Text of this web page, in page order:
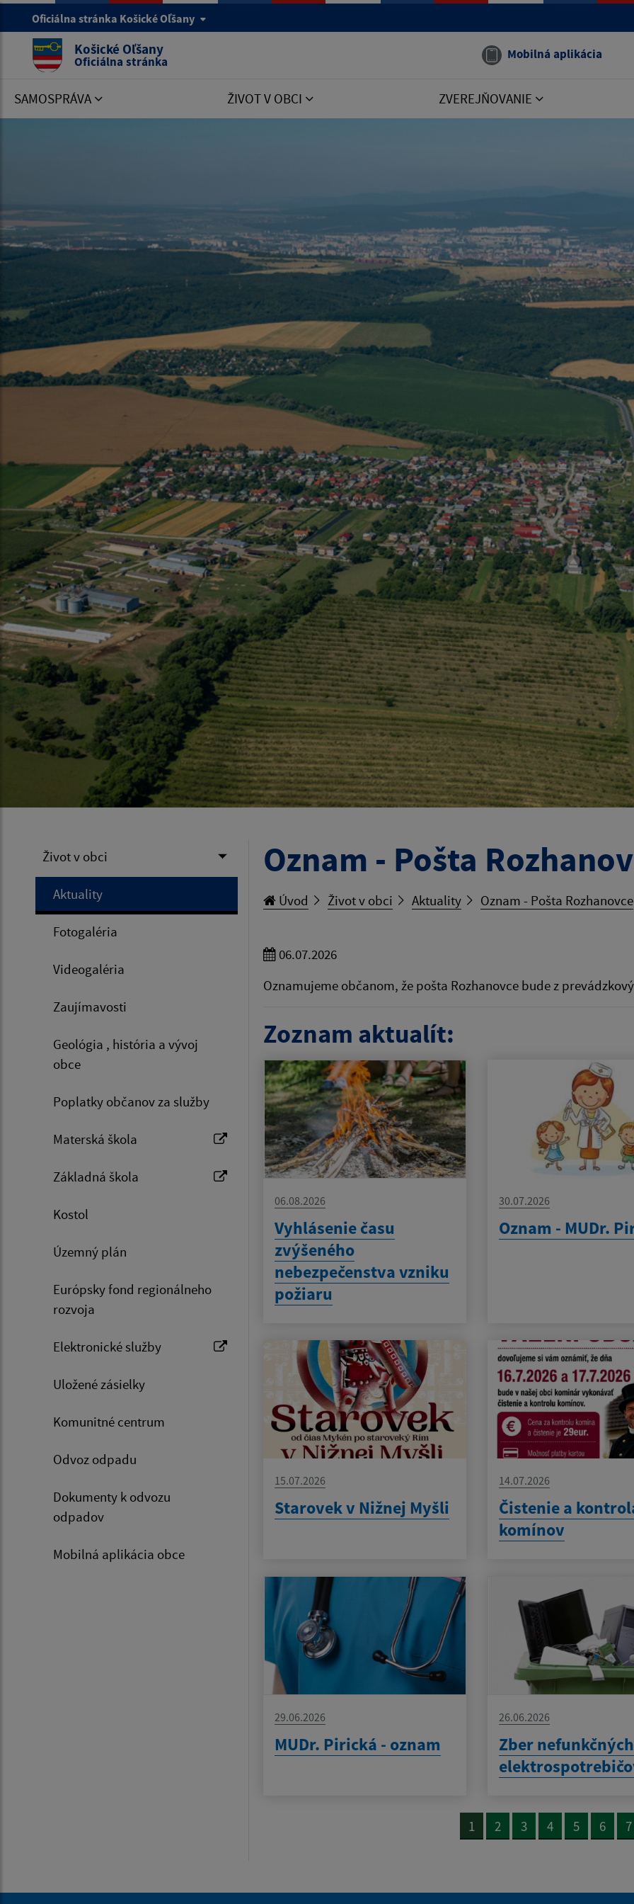
Oficiálna stránka Košické Oľšany
Košické Oľšany
Oficiálna stránka Mobilná aplikácia
SAMOSPRÁVA ŽIVOT V OBCI ZVEREJŇOVANIE
Život v obci
Aktuality
Fotogaléria
Videogaléria
Zaujímavosti
Geológia , história a vývoj
obce
Poplatky občanov za služby
Materská škola
Základná škola
Kostol
Územný plán
Európsky fond regionálneho
rozvoja
Elektronické služby
Uložené zásielky
Komunitné centrum
Odvoz odpadu
Dokumenty k odvozu
odpadov
Mobilná aplikácia obce
Oznam - Pošta
Úvod Život v obci Aktuality Oznam - Pošta Rozhanovce
06.07.2026
Oznamujeme občanom, že pošta Rozhanovce bude z
Zoznam aktualít:
06.08.2026
Vyhlásenie času
zvýšeného
nebezpečenstva vzniku
požiaru
30.07.2026
Oznam - MUDr.
15.07.2026
Starovek v Nižnej Myšli
14.07.2026
Čistenie a
komínov
29.06.2026
MUDr. Pirická - oznam
26.06.2026
Zber nefunkčných
1 2 3 4 5 6 7